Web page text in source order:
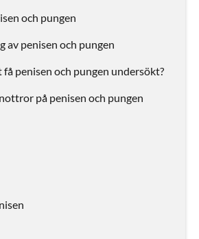
och pungen
av penisen och pungen
penisen och pungen undersökt?
på penisen och pungen